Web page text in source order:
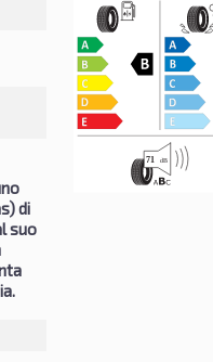
di
suo